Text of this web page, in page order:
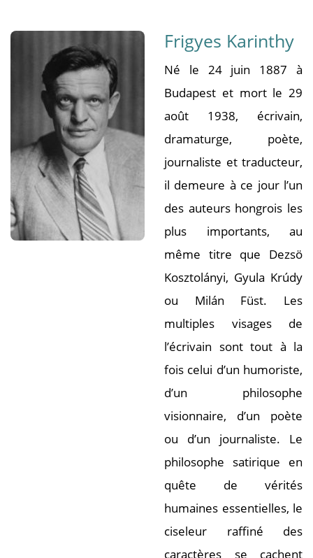
Frigyes Karinthy
Né le 24 juin 1887 à
Budapest et mort le 29
août 1938, écrivain,
dramaturge, poète,
journaliste et traducteur,
il demeure à ce jour l’un
des auteurs hongrois les
plus importants, au
même titre que Dezsö
Kosztolányi, Gyula Krúdy
ou Milán Füst. Les
multiples visages de
l’écrivain sont tout à la
fois celui d’un humoriste,
d’un philosophe
visionnaire, d’un poète
ou d’un journaliste. Le
philosophe satirique en
quête de vérités
humaines essentielles, le
ciseleur raffiné des
caractères se cachent